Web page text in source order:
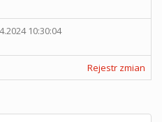
10:30:04
Rejestr zmian